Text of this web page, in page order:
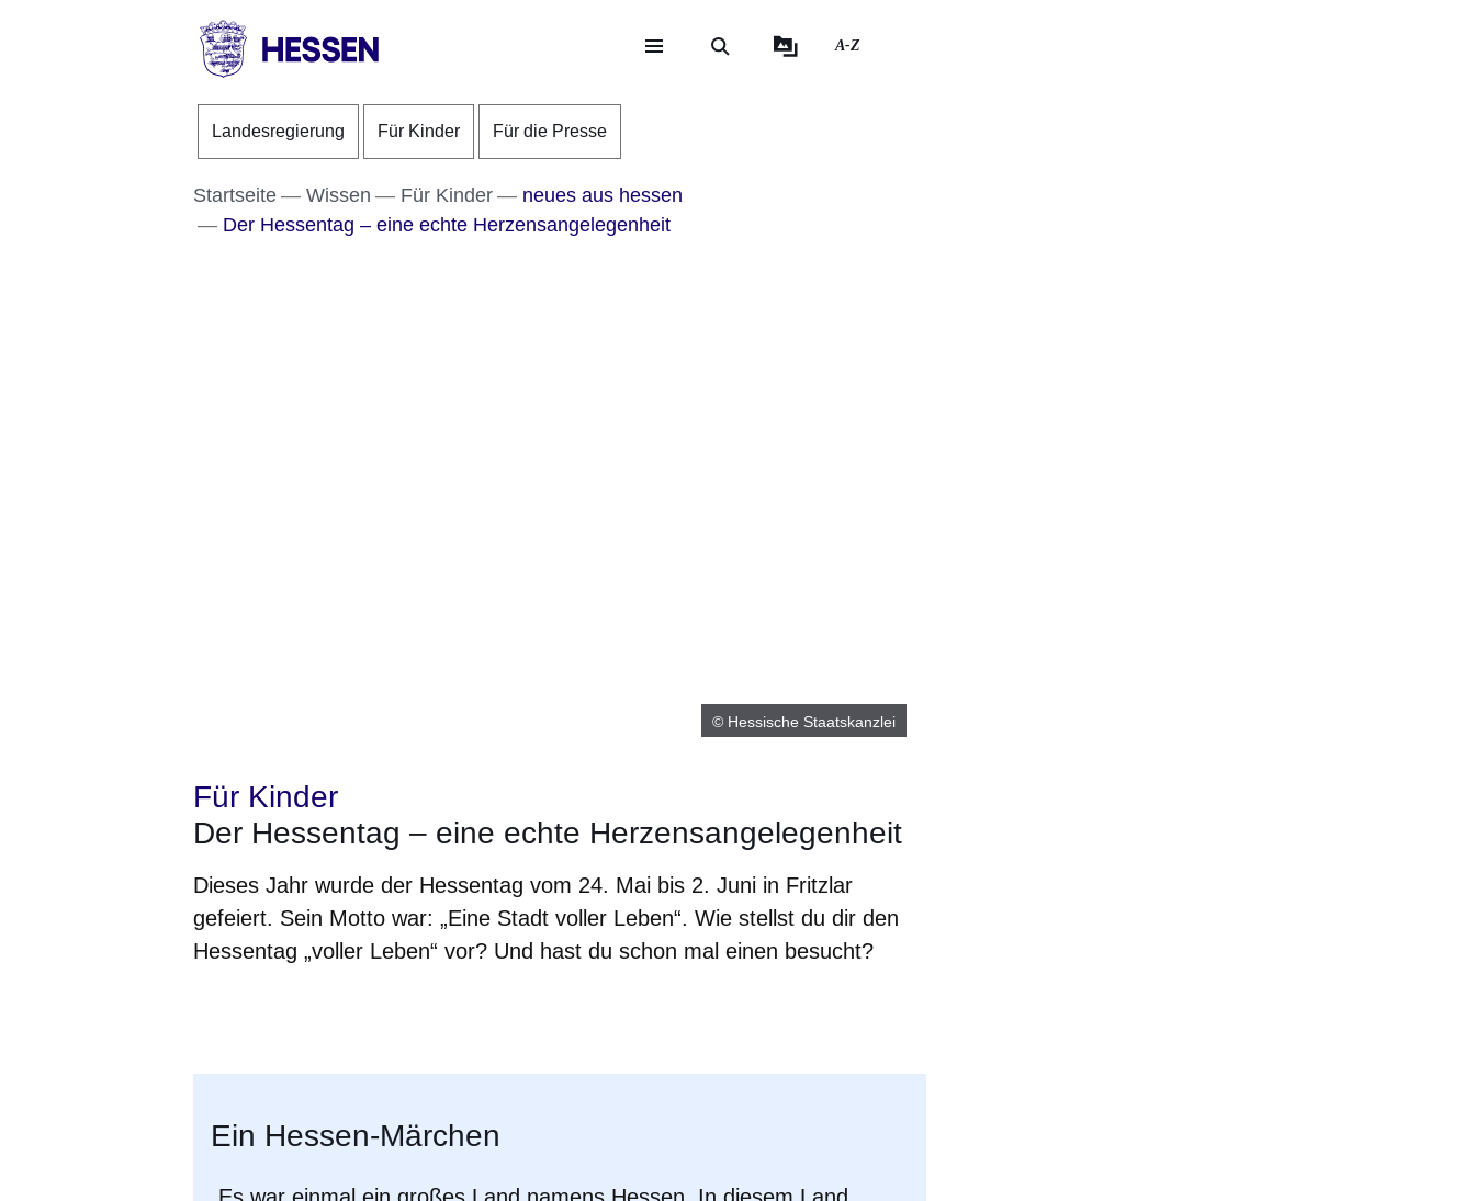
Direkt zum Kopf der Seite
Direkt zum Inhalt
Direkt zum Fuß der Seite
Landesregierung
A-Z
Landesregierung Für Kinder Für die Presse
Startseite Wissen Für Kinder
neues aus hessen
Der Hessentag – eine echte Herzensangelegenheit
© Hessische Staatskanzlei
Für Kinder
Der Hessentag – eine echte Herzensangelegenheit
Dieses Jahr wurde der Hessentag vom 24. Mai bis 2. Juni in Fritzlar
gefeiert. Sein Motto war: „Eine Stadt voller Leben“. Wie stellst du dir den
Hessentag „voller Leben“ vor? Und hast du schon mal einen besucht?
Ein Hessen-Märchen